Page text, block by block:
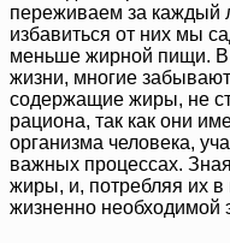
переживаем за каждый
избавиться от них мы
меньше жирной пищи. В
жизни, многие
содержащие жиры, не
рациона, так как они
организма человека,
важных процессах.
жиры, и, потребляя их
жизненно необходимой